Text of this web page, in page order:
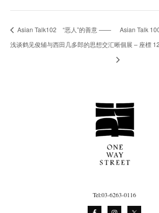
Asian Talk102 “恶人”的善意 ——
浅谈鹤见俊辅与西田几多郎的思想交汇
Asian Talk
晰個展 – 座標
Tel:03-6263-0116